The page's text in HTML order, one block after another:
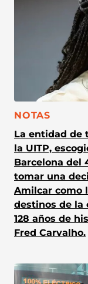
CATEGORÍA:
NOTAS
La entidad de
la UITP,
Barcelona del
tomar una
Amilcar como
destinos de la
128 años de
Fred Carvalho.